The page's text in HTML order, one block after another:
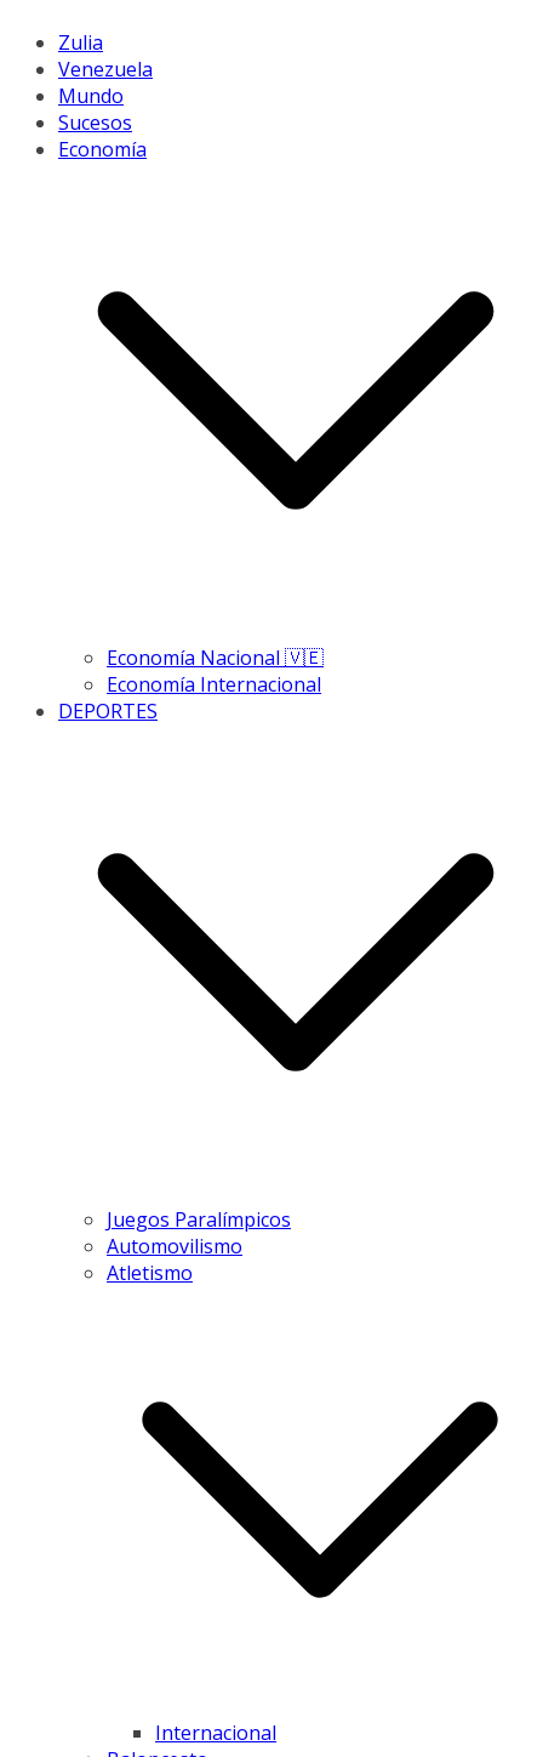
Zulia
Venezuela
Mundo
Sucesos
Economía
Economía Nacional 🇻🇪
Economía Internacional
DEPORTES
Juegos Paralímpicos
Automovilismo
Atletismo
Internacional